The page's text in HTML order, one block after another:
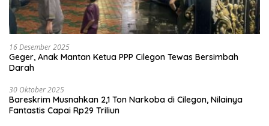
16 Desember 2025
Geger, Anak Mantan Ketua PPP Cilegon Tewas Bersimbah
Darah
30 Oktober 2025
Bareskrim Musnahkan 2,1 Ton Narkoba di Cilegon, Nilainya
Fantastis Capai Rp29 Triliun